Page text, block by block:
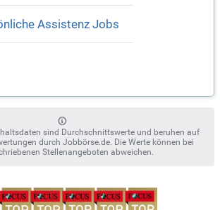
Assistenz Jobs
sind Durchschnittswerte und beruhen auf
durch Jobbörse.de. Die Werte können bei
Stellenangeboten abweichen.